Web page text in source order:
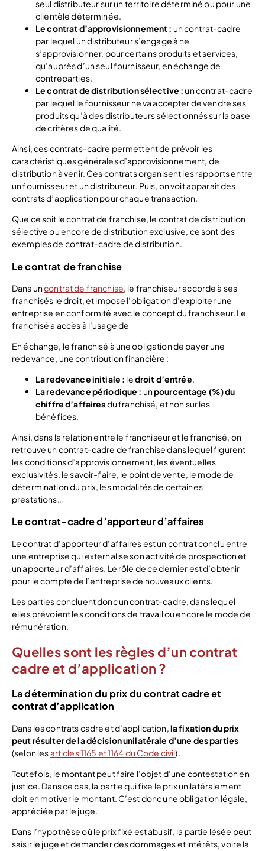
seul distributeur sur un territoire déterminé ou pour une
clientèle déterminée.
Le contrat d’approvisionnement : un contrat-cadre
par lequel un distributeur s’engage à ne
s’approvisionner, pour certains produits et services,
qu’auprès d’un seul fournisseur, en échange de
contreparties.
Le contrat de distribution sélective : un contrat-cadre
par lequel le fournisseur ne va accepter de vendre ses
produits qu’à des distributeurs sélectionnés sur la base
de critères de qualité.
Ainsi, ces contrats-cadre permettent de prévoir les
caractéristiques générales d’approvisionnement, de
distribution à venir. Ces contrats organisent les rapports entre
un fournisseur et un distributeur. Puis, on voit apparait des
contrats d’application pour chaque transaction.
Que ce soit le contrat de franchise, le contrat de distribution
sélective ou encore de distribution exclusive, ce sont des
exemples de contrat-cadre de distribution.
Le contrat de franchise
Dans uncontrat de franchise, le franchiseur accorde à ses
franchisés le droit, et impose l’obligation d’exploiter une
entreprise en conformité avec le concept du franchiseur. Le
franchisé a accès à l’usage de
En échange, le franchisé à une obligation de payer une
redevance, une contribution financière :
La redevance initiale : ledroit d’entrée.
La redevance périodique : unpourcentage (%) du
chiffre d’affairesdu franchisé, et non sur les
bénéfices.
Ainsi, dans la relation entre le franchiseur et le franchisé, on
retrouve un contrat-cadre de franchise dans lequel figurent
les conditions d’approvisionnement, les éventuelles
exclusivités, le savoir-faire, le point de vente, le mode de
détermination du prix, les modalités de certaines
prestations…
Le contrat-cadre d’apporteur d’affaires
Le contrat d’apporteur d’affaires est un contrat conclu entre
une entreprise qui externalise son activité de prospection et
un apporteur d’affaires. Le rôle de ce dernier est d’obtenir
pour le compte de l’entreprise de nouveaux clients.
Les parties concluent donc un contrat-cadre, dans lequel
elles prévoient les conditions de travail ou encore le mode de
rémunération.
Quelles sont les règles d’un contrat
cadre et d’application ?
La détermination du prix du contrat cadre et
contrat d’application
Dans les contrats cadre et d’application,la fixation du prix
peut résulter de la décision unilatérale d’une des parties
(selon lesarticles 1165 et 1164 du Code civil).
Toutefois, le montant peut faire l’objet d’une contestation en
justice. Dans ce cas, la partie qui fixe le prix unilatéralement
doit en motiver le montant. C’est donc une obligation légale,
appréciée par le juge.
Dans l’hypothèse où le prix fixé est abusif, la partie lésée peut
saisir le juge et demander des dommages et intérêts, voire la